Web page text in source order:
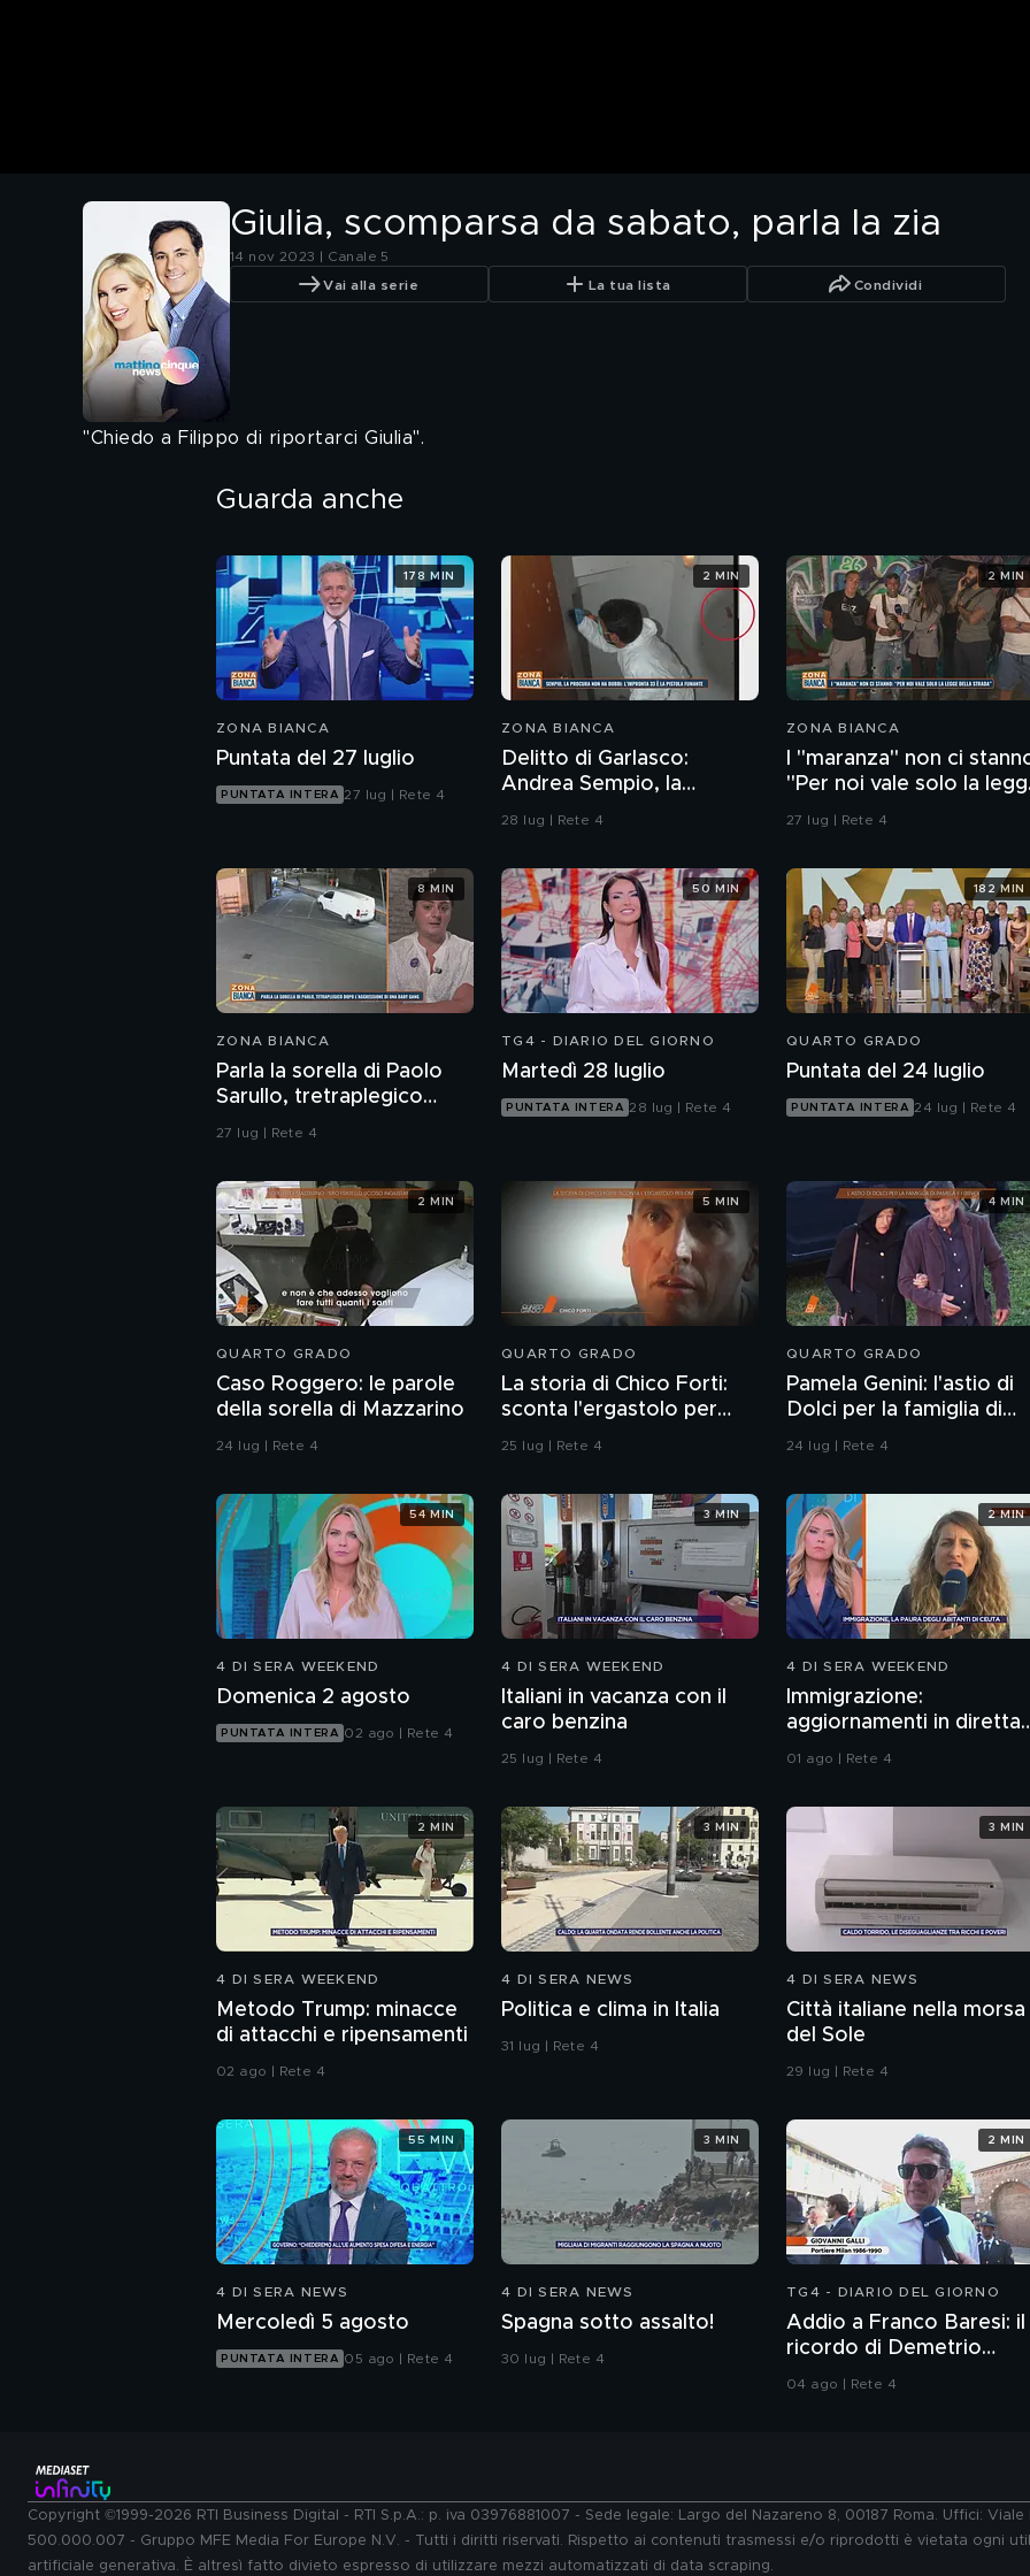
Giulia, scomparsa da sabato, parla la zia
14 nov 2023 | Canale 5
Vai alla serie La tua lista Condividi
"Chiedo a Filippo di riportarci Giulia".
Guarda anche
ZONA BIANCA
Puntata del 27 luglio
PUNTATA INTERA 27 lug | Rete 4
178 MIN
ZONA BIANCA
Delitto di Garlasco:
Andrea Sempio, la
Procura di Pavia non ha
28 lug | Rete 4
2 MIN
ZONA BIANCA
I "maranza" non ci
"Per noi vale solo la
della strada"
27 lug | Rete 4
2 MIN
ZONA BIANCA
Parla la sorella di Paolo
Sarullo, tretraplegico
dopo l'aggressione di una
27 lug | Rete 4
8 MIN
TG4 - DIARIO DEL GIORNO
Martedì 28 luglio
PUNTATA INTERA 28 lug | Rete 4
50 MIN
QUARTO GRADO
Puntata del 24 luglio
PUNTATA INTERA 24 lug | Rete 4
182 MIN
QUARTO GRADO
Caso Roggero: le parole
della sorella di Mazzarino
24 lug | Rete 4
2 MIN
QUARTO GRADO
La storia di Chico Forti:
sconta l'ergastolo per
omicidio
25 lug | Rete 4
5 MIN
QUARTO GRADO
Pamela Genini: l'astio di
Dolci per la famiglia di
Pamela
24 lug | Rete 4
4 MIN
4 DI SERA WEEKEND
Domenica 2 agosto
PUNTATA INTERA 02 ago | Rete 4
54 MIN
4 DI SERA WEEKEND
Italiani in vacanza con il
caro benzina
25 lug | Rete 4
3 MIN
4 DI SERA WEEKEND
Immigrazione:
aggiornamenti in diretta
da Ceuta
01 ago | Rete 4
2 MIN
4 DI SERA WEEKEND
Metodo Trump: minacce
di attacchi e ripensamenti
02 ago | Rete 4
2 MIN
4 DI SERA NEWS
Politica e clima in Italia
31 lug | Rete 4
3 MIN
4 DI SERA NEWS
Città italiane nella morsa
del Sole
29 lug | Rete 4
3 MIN
4 DI SERA NEWS
Mercoledì 5 agosto
PUNTATA INTERA 05 ago | Rete 4
55 MIN
4 DI SERA NEWS
Spagna sotto assalto!
30 lug | Rete 4
3 MIN
TG4 - DIARIO DEL GIORNO
Addio a Franco Baresi: il
ricordo di Demetrio
Albertini, Clarence
04 ago | Rete 4
2 MIN
Copyright ©1999-2026 RTI Business Digital - RTI S.p.A.: p. iva 03976881007 - Sede legale: Largo del Nazareno 8, 00187 Roma. Uffici:
500.000.007 - Gruppo MFE Media For Europe N.V. - Tutti i diritti riservati. Rispetto ai contenuti trasmessi e/o riprodotti è vietata ogni
artificiale generativa. È altresì fatto divieto espresso di utilizzare mezzi automatizzati di data scraping.